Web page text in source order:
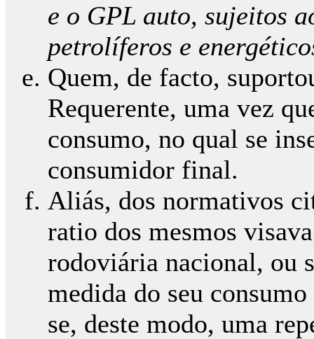
e o GPL auto, sujeitos
petrolíferos e
Quem, de facto,
Requerente, uma vez
consumo, no qual se
consumidor final.
Aliás, dos normativos
ratio dos mesmos
rodoviária nacional, ou
medida do seu
se, deste modo, uma